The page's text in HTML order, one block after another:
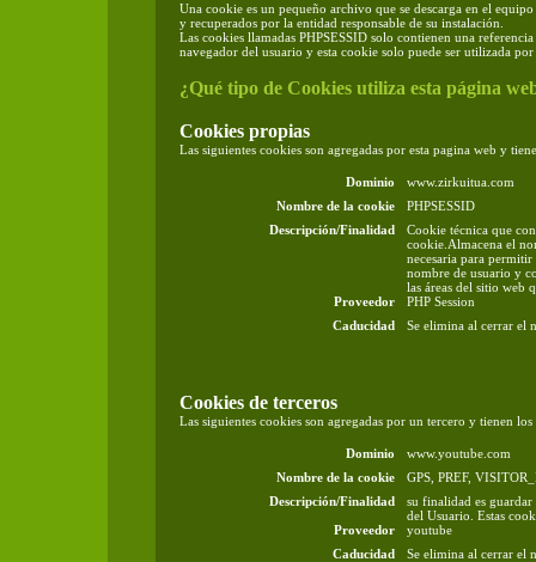
Una cookie es un pequeño archivo que se descarga en el
y recuperados por la entidad responsable de su instalación.
Las cookies llamadas PHPSESSID solo contienen una
navegador del usuario y esta cookie solo puede ser utilizada
¿Qué tipo de Cookies utiliza esta página
Cookies propias
Las siguientes cookies son agregadas por esta pagina web y
Dominio
www.zirkuitua.com
Nombre de la cookie
PHPSESSID
Descripción/Finalidad
Cookie técnica que
cookie.Almacena el
necesaria para
nombre de usuario y
las áreas del sitio web
Proveedor
PHP Session
Caducidad
Se elimina al cerrar el
Cookies de terceros
Las siguientes cookies son agregadas por un tercero y tienen
Dominio
www.youtube.com
Nombre de la cookie
GPS, PREF,
Descripción/Finalidad
su finalidad es
del Usuario. Estas
Proveedor
youtube
Caducidad
Se elimina al cerrar el